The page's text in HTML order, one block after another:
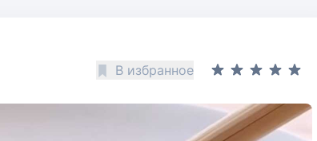
В избранное